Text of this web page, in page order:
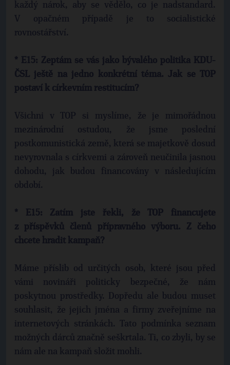
každý nárok, aby se vědělo, co je nadstandard.
V opačném případě je to socialistické
rovnostářství.
* E15: Zeptám se vás jako bývalého politika KDU-
ČSL ještě na jedno konkrétní téma. Jak se TOP
postaví k církevním restitucím?
Všichni v TOP si myslíme, že je mimořádnou
mezinárodní ostudou, že jsme poslední
postkomunistická země, která se majetkově dosud
nevyrovnala s církvemi a zároveň neučinila jasnou
dohodu, jak budou financovány v následujícím
období.
* E15: Zatím jste řekli, že TOP financujete
z příspěvků členů přípravného výboru. Z čeho
chcete hradit kampaň?
Máme příslib od určitých osob, které jsou před
vámi novináři politicky bezpečné, že nám
poskytnou prostředky. Dopředu ale budou muset
souhlasit, že jejich jména a firmy zveřejníme na
internetových stránkách. Tato podmínka seznam
možných dárců značně seškrtala. Ti, co zbyli, by se
nám ale na kampaň složit mohli.